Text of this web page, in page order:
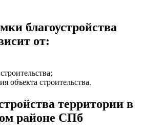
благоустройства
от:
объекта строительства.
территории в
районе СПб